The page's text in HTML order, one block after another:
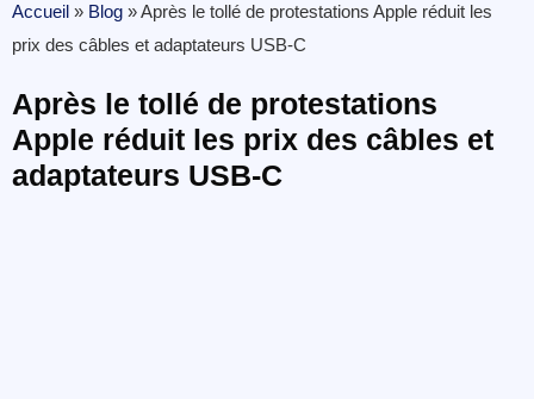
Accueil » Blog »Après le tollé de protestations Apple réduit les
prix des câbles et adaptateurs USB-C
Après le tollé de protestations
Apple réduit les prix des câbles et
adaptateurs USB-C